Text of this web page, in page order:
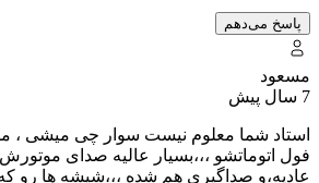
پاسخ می‌دهم
مسعود
7 سال پیش
استاد شما معلوم نیست سوار چی میشی ،
فول اتوماتشو ،،،بسیار عالیه صدای
عادیه،و صداگیری هم شده ،،،شیشه ها رو